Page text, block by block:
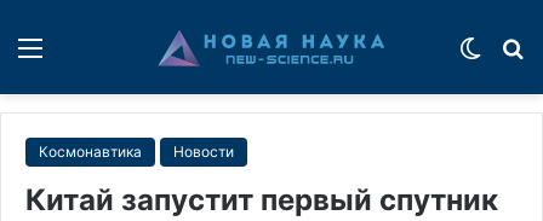
Космонавтика Новости
Китай запустит первый спутник